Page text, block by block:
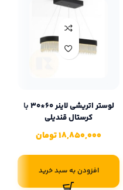
لوستر اتریشی لاینر 60*30 با
کرستال قندیلی
18,850,000تومان
افزودن به سبد خرید